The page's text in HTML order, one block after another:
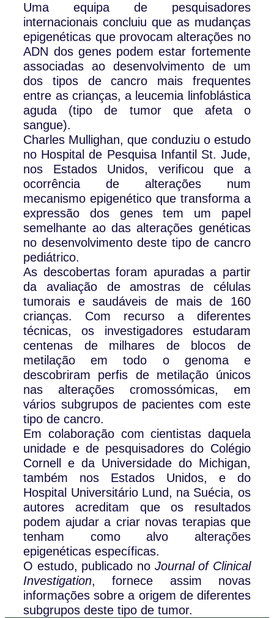
Uma equipa de pesquisadores
internacionais concluiu que as mudanças
epigenéticas que provocam alterações no
ADN dos genes podem estar fortemente
associadas ao desenvolvimento de um
dos tipos de cancro mais frequentes
entre as crianças, a leucemia linfoblástica
aguda (tipo de tumor que afeta o
sangue).
Charles Mullighan, que conduziu o estudo
no Hospital de Pesquisa Infantil St. Jude,
nos Estados Unidos, verificou que a
ocorrência de alterações num
mecanismo epigenético que transforma a
expressão dos genes tem um papel
semelhante ao das alterações genéticas
no desenvolvimento deste tipo de cancro
pediátrico.
As descobertas foram apuradas a partir
da avaliação de amostras de células
tumorais e saudáveis de mais de 160
crianças. Com recurso a diferentes
técnicas, os investigadores estudaram
centenas de milhares de blocos de
metilação em todo o genoma e
descobriram perfis de metilação únicos
nas alterações cromossómicas, em
vários subgrupos de pacientes com este
tipo de cancro.
Em colaboração com cientistas daquela
unidade e de pesquisadores do Colégio
Cornell e da Universidade do Michigan,
também nos Estados Unidos, e do
Hospital Universitário Lund, na Suécia, os
autores acreditam que os resultados
podem ajudar a criar novas terapias que
tenham como alvo alterações
epigenéticas específicas.
O estudo, publicado no Journal of Clinical
Investigation, fornece assim novas
informações sobre a origem de diferentes
subgrupos deste tipo de tumor.